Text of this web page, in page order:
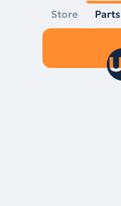
Store Parts